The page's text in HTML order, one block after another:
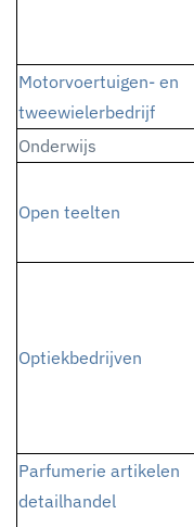
Motorvoertuigen- en
tweewielerbedrijf
Onderwijs
Open teelten
Optiekbedrijven
Parfumerie artikelen
detailhandel